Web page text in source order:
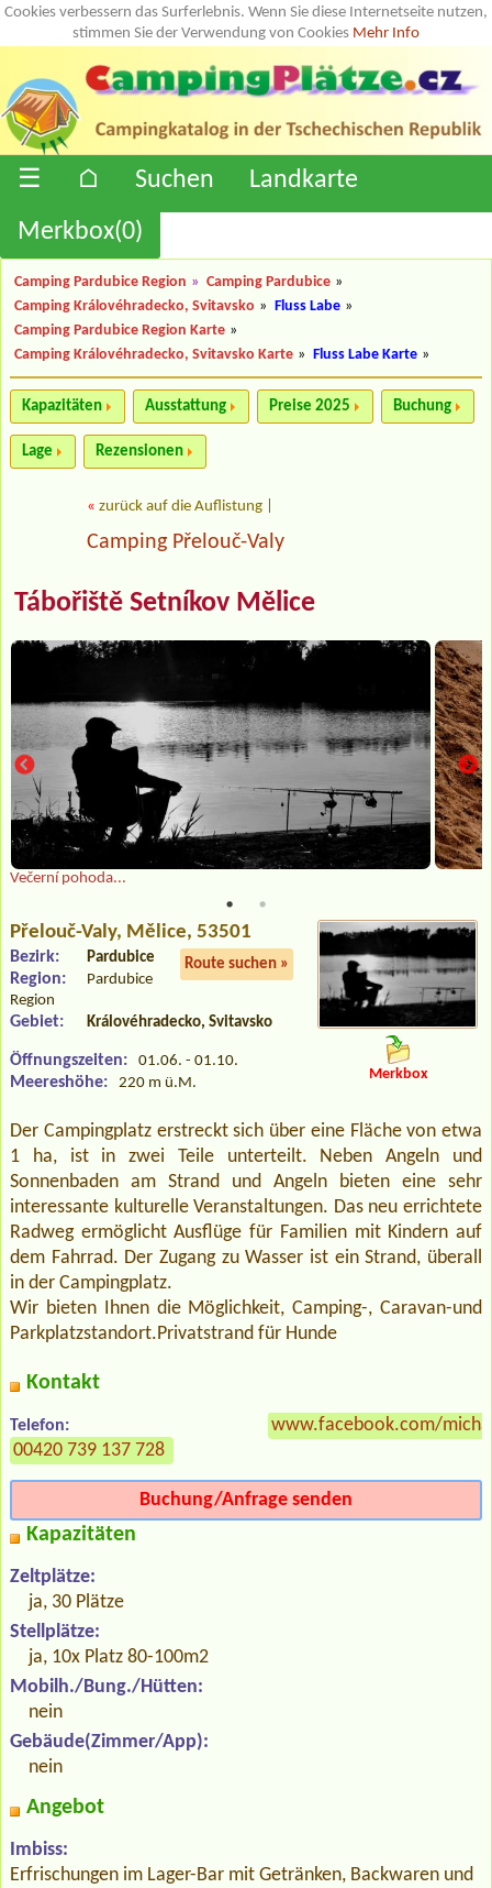
Cookies verbessern das Surferlebnis. Wenn Sie diese Internetseite nutzen,
stimmen Sie der Verwendung von Cookies Mehr Info
☰ ⌂ Suchen
Landkarte
Merkbox(0)
Camping Pardubice Region » Camping Pardubice »
Camping Královéhradecko, Svitavsko » Fluss Labe »
Camping Pardubice Region Karte »
Camping Královéhradecko, Svitavsko Karte » Fluss Labe Karte »
Kapazitäten Ausstattung Preise 2025 Buchung
Lage Rezensionen
« zurück auf die Auflistung
Camping Přelouč-Valy
Tábořiště Setníkov Mělice
Večerní pohoda...
Přelouč-Valy, Mělice, 53501
Route suchen »
Bezirk: Pardubice
Region:
Pardubice
Region
Gebiet: Královéhradecko, Svitavsko
Öffnungszeiten: 01.06. - 01.10.
Meereshöhe: 220 m ü.M.
Merkbox
Der Campingplatz erstreckt sich über eine Fläche von etwa
1 ha, ist in zwei Teile unterteilt. Neben Angeln und
Sonnenbaden am Strand und Angeln bieten eine sehr
interessante kulturelle Veranstaltungen. Das neu errichtete
Radweg ermöglicht Ausflüge für Familien mit Kindern auf
dem Fahrrad. Der Zugang zu Wasser ist ein Strand, überall
in der Campingplatz.
Wir bieten Ihnen die Möglichkeit, Camping-, Caravan-und
Parkplatzstandort.Privatstrand für Hunde
Kontakt
Telefon:
00420 739 137 728
www.facebook.com/
Buchung/Anfrage senden
Kapazitäten
Zeltplätze:
ja, 30 Plätze
Stellplätze:
ja, 10x Platz 80-100m2
Mobilh./Bung./Hütten:
nein
Gebäude(Zimmer/App):
nein
Angebot
Imbiss:
Erfrischungen im Lager-Bar mit Getränken, Backwaren und